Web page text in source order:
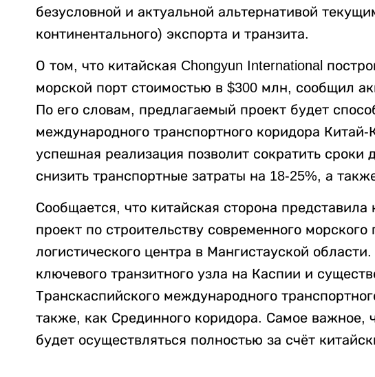
безусловной и актуальной альтернативой
континентального) экспорта и транзита.
О том, что китайская Chongyun International
морской порт стоимостью в $300 млн, сообщил
По его словам, предлагаемый проект будет
международного транспортного коридора Китай-
успешная реализация позволит сократить сроки
снизить транспортные затраты на 18-25%, а
Сообщается, что китайская сторона
проект по строительству современного
логистического центра в Мангистауской
ключевого транзитного узла на Каспии и
Транскаспийского международного
также, как Срединного коридора. Самое важное,
будет осуществляться полностью за счёт